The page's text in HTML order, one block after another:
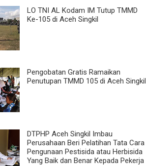
LO TNI AL Kodam IM Tutup TMMD
Ke-105 di Aceh Singkil
Pengobatan Gratis Ramaikan
Penutupan TMMD 105 di Aceh Singkil
DTPHP Aceh Singkil Imbau
Perusahaan Beri Pelatihan Tata Cara
Pengunaan Pestisida atau Herbisida
Yang Baik dan Benar Kepada Pekerja